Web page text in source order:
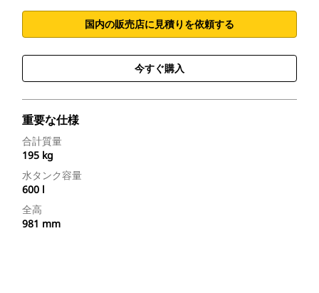
国内の販売店に見積りを依頼する
今すぐ購入
重要な仕様
合計質量
195 kg
水タンク容量
600 l
全高
981 mm